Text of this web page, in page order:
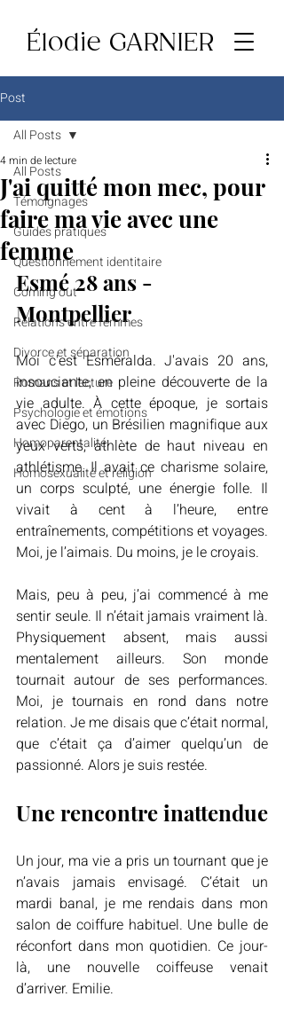
Élodie GARNIER
Post
All Posts
Témoignages
Guides pratiques
Questionnement identitaire
Coming out
Relations entre femmes
Divorce et séparation
Romans et lecture
Psychologie et émotions
Homoparentalité
Homosexualité et religion
All Posts
J'ai quitté mon mec, pour
faire ma vie avec une
femme
4 min de lecture
Esmé 28 ans -
Montpellier
Moi c'est Esméralda. J'avais 20 ans,
insouciante, en pleine découverte de la
vie adulte. À cette époque, je sortais
avec Diego, un Brésilien magnifique aux
yeux verts, athlète de haut niveau en
athlétisme. Il avait ce charisme solaire,
un corps sculpté, une énergie folle. Il
vivait à cent à l’heure, entre
entraînements, compétitions et voyages.
Moi, je l’aimais. Du moins, je le croyais.
Mais, peu à peu, j’ai commencé à me
sentir seule. Il n’était jamais vraiment là.
Physiquement absent, mais aussi
mentalement ailleurs. Son monde
tournait autour de ses performances.
Moi, je tournais en rond dans notre
relation. Je me disais que c’était normal,
que c’était ça d’aimer quelqu’un de
passionné. Alors je suis restée.
Une rencontre inattendue
Un jour, ma vie a pris un tournant que je
n’avais jamais envisagé. C’était un
mardi banal, je me rendais dans mon
salon de coiffure habituel. Une bulle de
réconfort dans mon quotidien. Ce jour-
là, une nouvelle coiffeuse venait
d’arriver. Emilie.